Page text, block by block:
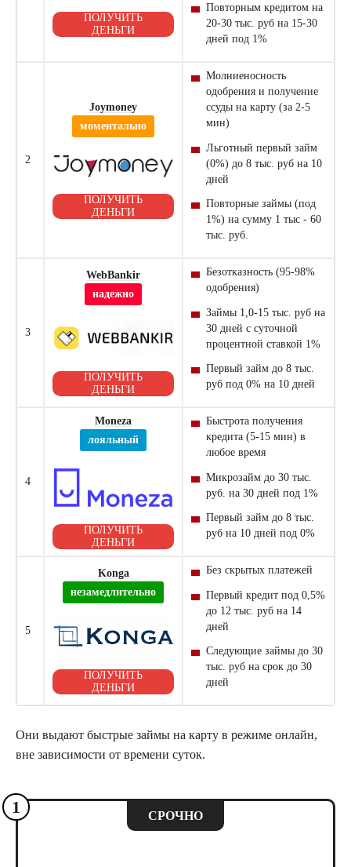
ПОЛУЧИТЬ
ДЕНЬГИ
Повторным кредитом на
20-30 тыс. руб на 15-30
дней под 1%
2
Joymoney
моментально
ПОЛУЧИТЬ
ДЕНЬГИ
Молниеносность
одобрения и получение
ссуды на карту (за 2-5
мин)
Льготный первый займ
(0%) до 8 тыс. руб на 10
дней
Повторные займы (под
1%) на сумму 1 тыс - 60
тыс. руб.
3
WebBankir
надежно
ПОЛУЧИТЬ
ДЕНЬГИ
Безотказность (95-98%
одобрения)
Займы 1,0-15 тыс. руб на
30 дней с суточной
процентной ставкой 1%
Первый займдо 8 тыс.
руб под 0% на 10 дней
4
Moneza
лояльный
ПОЛУЧИТЬ
ДЕНЬГИ
Быстрота получения
кредита (5-15 мин) в
любое время
Микрозаймдо 30 тыс.
руб. на 30 дней под 1%
Первый займдо 8 тыс.
руб на 10 дней под 0%
5
Konga
незамедлительно
ПОЛУЧИТЬ
ДЕНЬГИ
Без скрытых платежей
Первый кредит под 0,5%
до 12 тыс. руб на 14
дней
Следующие займы до 30
тыс. руб на срок до 30
дней
Они выдают быстрые займы на карту в режиме онлайн,
вне зависимости от времени суток.
СРОЧНО
1